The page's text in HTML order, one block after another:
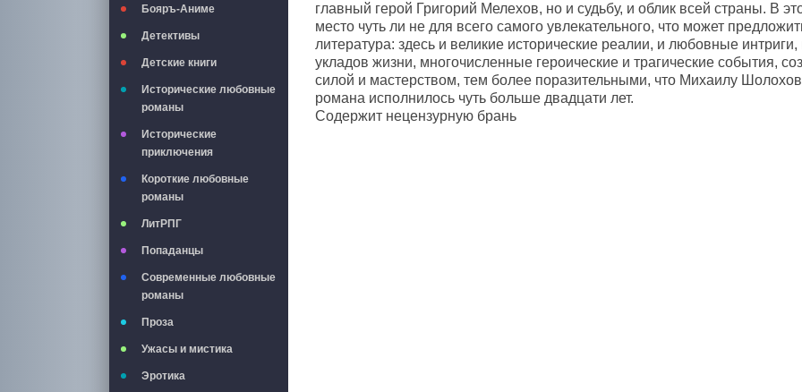
Бояръ-Аниме
Детективы
Детские книги
Исторические любовные
романы
Исторические
приключения
Короткие любовные
романы
ЛитРПГ
Попаданцы
Современные любовные
романы
Проза
Ужасы и мистика
Эротика
главный герой Григорий Мелехов, но и судьбу, и облик всей страны. В
место чуть ли не для всего самого увлекательного, что может
литература: здесь и великие исторические реалии, и любовные
укладов жизни, многочисленные героические и трагические события,
силой и мастерством, тем более поразительными, что Михаилу
романа исполнилось чуть больше двадцати лет.
Содержит нецензурную брань